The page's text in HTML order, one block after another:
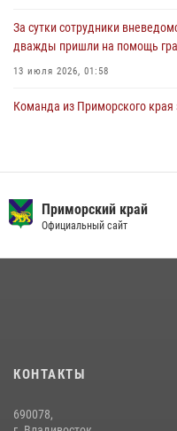
За сутки сотрудники
дважды пришли на помощь
13 июля 2026, 01:58
Команда из Приморского края
действия постояльца гостиницы
16 июля 2026, 01:13
Во Владивостоке
Приморский край
Официальный сайт
КОНТАКТЫ
690078,